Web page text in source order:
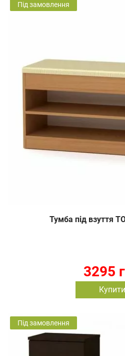
Під замовлення
Тумба під взуття
3295
Купити
Під замовлення